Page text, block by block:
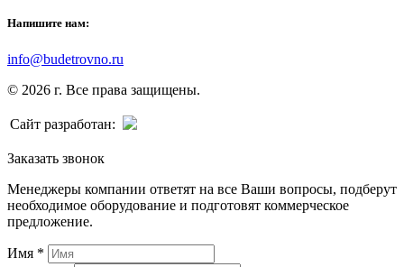
Напишите нам:
info@budetrovno.ru
© 2026 г. Все права защищены.
Сайт разработан:
Заказать звонок
Менеджеры компании ответят на все Ваши вопросы, подберут
необходимое оборудование и подготовят коммерческое
предложение.
Имя *